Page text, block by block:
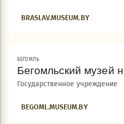
BRASLAV.MUSEUM.BY
БЕГОМЛЬ
Бегомльский музей
Государственное учреждение
BEGOML.MUSEUM.BY